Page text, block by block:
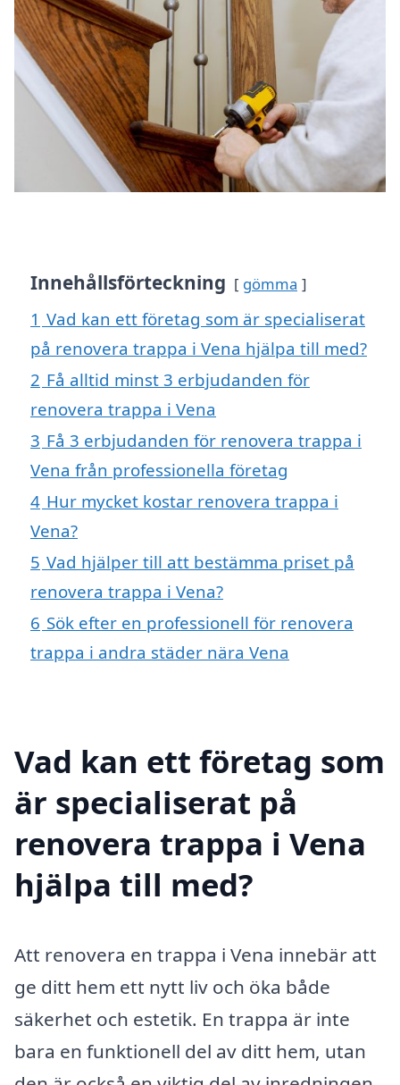
Innehållsförteckning gömma
1 Vad kan ett företag som är specialiserat
på renovera trappa i Vena hjälpa till med?
2 Få alltid minst 3 erbjudanden för
renovera trappa i Vena
3 Få 3 erbjudanden för renovera trappa i
Vena från professionella företag
4 Hur mycket kostar renovera trappa i
Vena?
5 Vad hjälper till att bestämma priset på
renovera trappa i Vena?
6 Sök efter en professionell för renovera
trappa i andra städer nära Vena
Vad kan ett företag som
är specialiserat på
renovera trappa i Vena
hjälpa till med?
Att renovera en trappa i Vena innebär att
ge ditt hem ett nytt liv och öka både
säkerhet och estetik. En trappa är inte
bara en funktionell del av ditt hem, utan